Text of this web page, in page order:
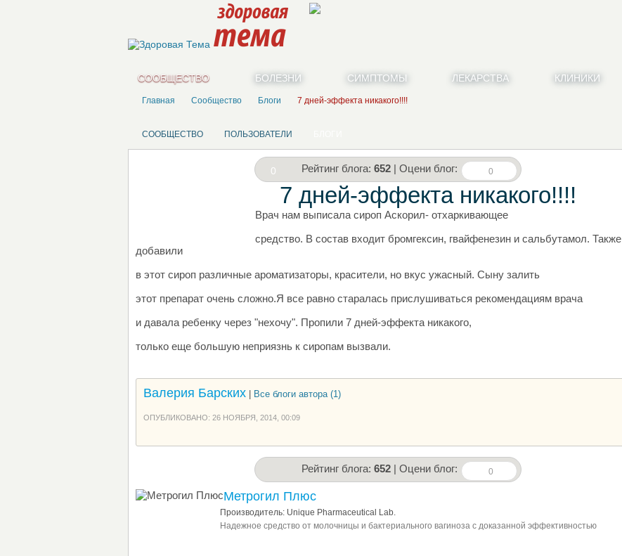
СООБЩЕСТВО БОЛЕЗНИ СИМПТОМЫ ЛЕКАРСТВА КЛИНИКИ
Главная Сообщество Блоги 7 дней-эффекта никакого!!!!
СООБЩЕСТВО ПОЛЬЗОВАТЕЛИ
0 Рейтинг блога: 652 | Оцени блог: 0
7 дней-эффекта никакого!!!!
Врач нам выписала сироп Аскорил- отхаркивающее
средство. В состав входит бромгексин, гвайфенезин и сальбутамол. Также
добавили
в этот сироп различные ароматизаторы, красители, но вкус ужасный. Сыну залить
этот препарат очень сложно.Я все равно старалась прислушиваться рекомендациям врача
и давала ребенку через "нехочу". Пропили 7 дней-эффекта никакого,
только еще большую неприязнь к сиропам вызвали.
Валерия Барских Все блоги автора (1)
ОПУБЛИКОВАНО: 26 НОЯБРЯ, 2014, 00:09
Рейтинг блога: 652 | Оцени блог: 0
Метрогил Плюс
Производитель: Unique Pharmaceutical Lab.
Надежное средство от молочницы и бактериального вагиноза с доказанной эффективностью